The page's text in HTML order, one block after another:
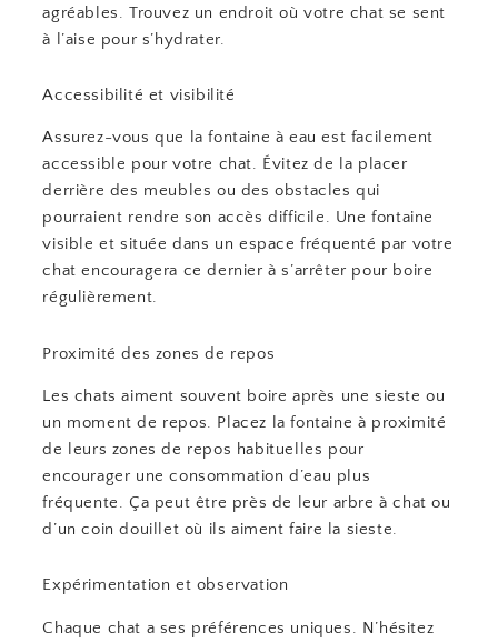
agréables. Trouvez un endroit où votre chat se sent
à l’aise pour s’hydrater.
Accessibilité et visibilité
Assurez-vous que la fontaine à eau est facilement
accessible pour votre chat. Évitez de la placer
derrière des meubles ou des obstacles qui
pourraient rendre son accès difficile. Une fontaine
visible et située dans un espace fréquenté par votre
chat encouragera ce dernier à s’arrêter pour boire
régulièrement.
Proximité des zones de repos
Les chats aiment souvent boire après une sieste ou
un moment de repos. Placez la fontaine à proximité
de leurs zones de repos habituelles pour
encourager une consommation d’eau plus
fréquente. Ça peut être près de leur arbre à chat ou
d’un coin douillet où ils aiment faire la sieste.
Expérimentation et observation
Chaque chat a ses préférences uniques. N’hésitez